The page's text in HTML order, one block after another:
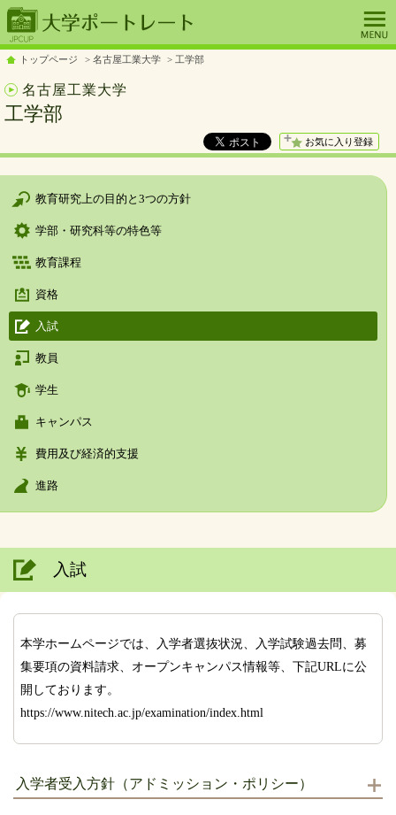
トップページ 名古屋工業大学 工学部
名古屋工業大学
工学部
お気に入り登録
教育研究上の目的と3つの方針
学部・研究科等の特色等
教育課程
資格
入試
教員
学生
キャンパス
費用及び経済的支援
進路
入試
本学ホームページでは、入学者選抜状況、入学試験過去問、募
集要項の資料請求、オープンキャンパス情報等、下記URLに公
開しております。
https://www.nitech.ac.jp/examination/index.html
入学者受入方針（アドミッション・ポリシー）